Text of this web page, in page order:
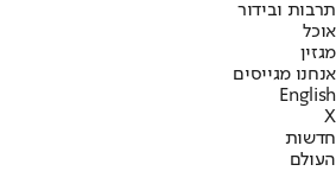
תרבות ובידור
אוכל
מגזין
אנחנו מגייסים
English
X
חדשות
העולם